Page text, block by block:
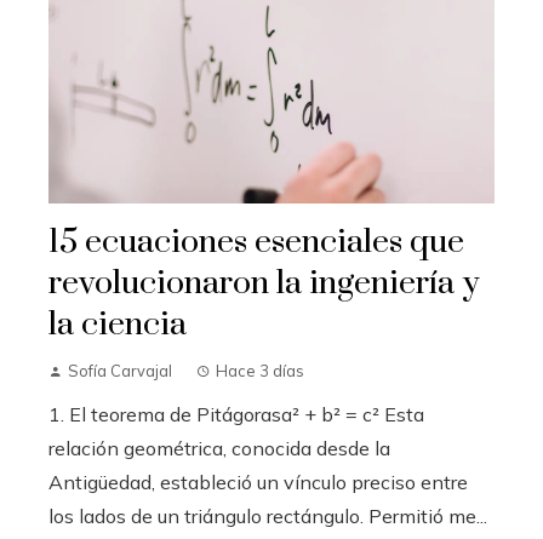
15 ecuaciones esenciales que
revolucionaron la ingeniería y
la ciencia
Sofía Carvajal Hace 3 días
1. El teorema de Pitágorasa² + b² = c² Esta
relación geométrica, conocida desde la
Antigüedad, estableció un vínculo preciso entre
los lados de un triángulo rectángulo. Permitió me...